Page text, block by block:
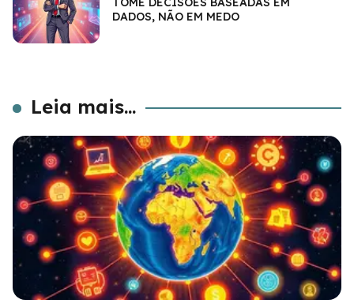
DADOS, NÃO EM MEDO
Leia mais...